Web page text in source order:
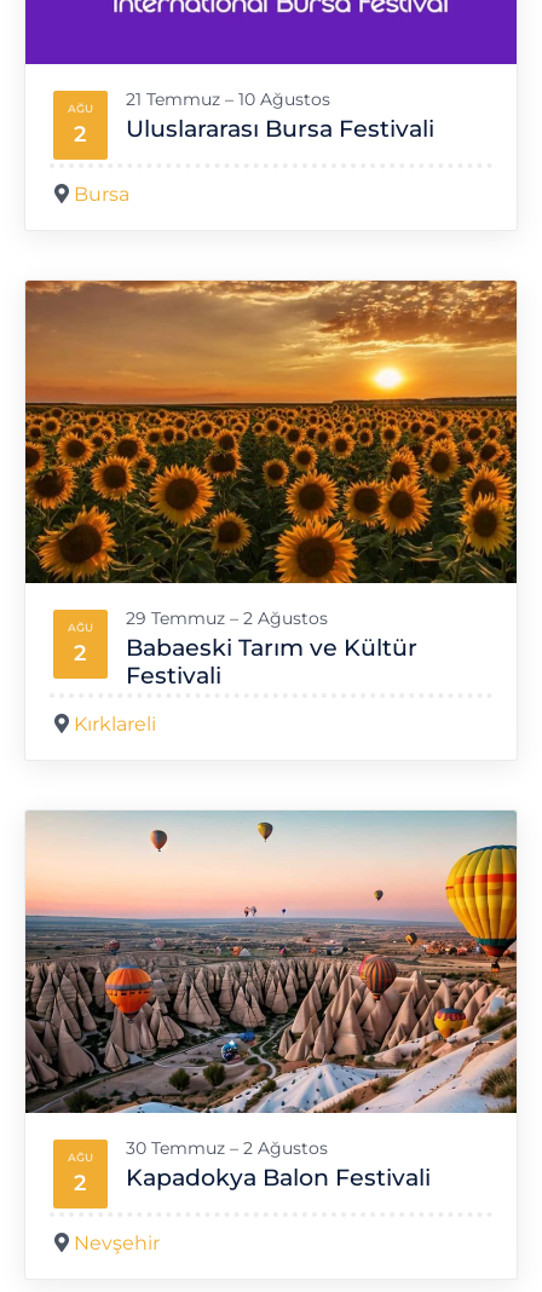
AĞU
2 Uluslararası Bursa Festivali
21 Temmuz – 10 Ağustos
Bursa
AĞU
2
Babaeski Tarım ve Kültür
Festivali
29 Temmuz – 2 Ağustos
Kırklareli
AĞU
2 Kapadokya Balon Festivali
30 Temmuz – 2 Ağustos
Nevşehir